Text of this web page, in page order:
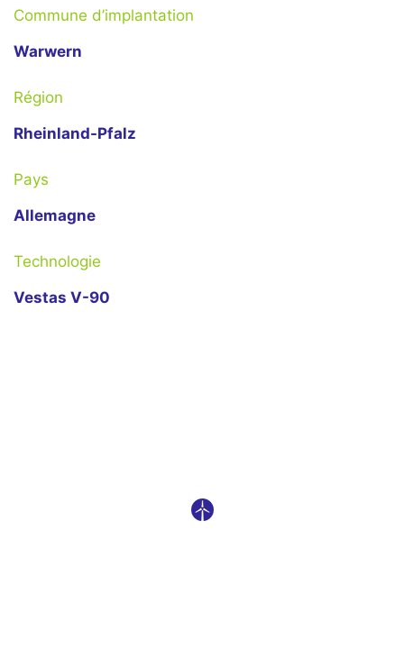
Commune d’implantation
Warwern
Région
Rheinland-Pfalz
Pays
Allemagne
Technologie
Vestas V-90